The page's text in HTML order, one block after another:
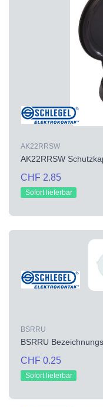
AK22RRSW
AK22RRSW
CHF 2.85
Sofort lieferbar
BSRRU
BSRRU
CHF 0.25
Sofort lieferbar